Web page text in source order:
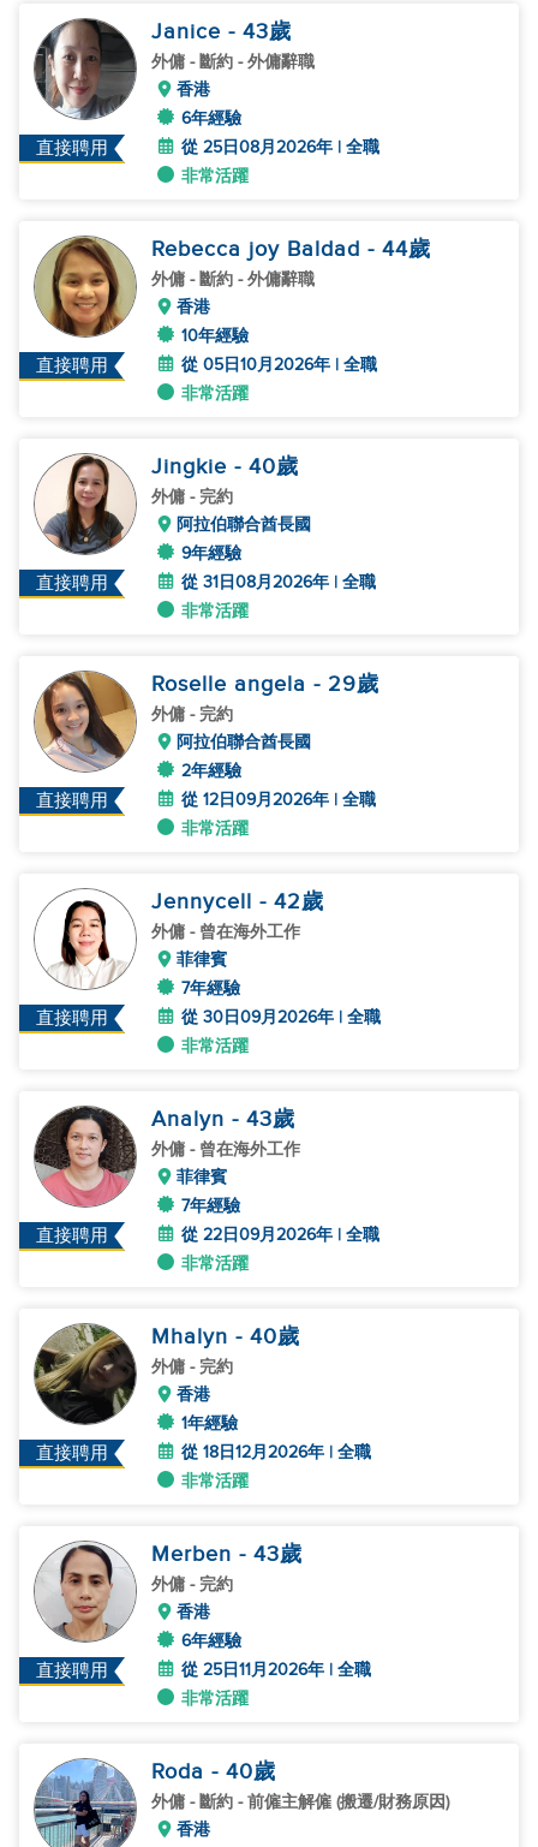
直接聘用
Janice - 43歲
外傭 - 斷約 - 外傭辭職
香港
6年經驗
從 25日08月2026年 | 全職
非常活躍
直接聘用
Rebecca joy Baldad - 44歲
外傭 - 斷約 - 外傭辭職
香港
10年經驗
從 05日10月2026年 | 全職
非常活躍
直接聘用
Jingkie - 40歲
外傭 - 完約
阿拉伯聯合酋長國
9年經驗
從 31日08月2026年 | 全職
非常活躍
直接聘用
Roselle angela - 29歲
外傭 - 完約
阿拉伯聯合酋長國
2年經驗
從 12日09月2026年 | 全職
非常活躍
直接聘用
Jennycell - 42歲
外傭 - 曾在海外工作
菲律賓
7年經驗
從 30日09月2026年 | 全職
非常活躍
直接聘用
Analyn - 43歲
外傭 - 曾在海外工作
菲律賓
7年經驗
從 22日09月2026年 | 全職
非常活躍
直接聘用
Mhalyn - 40歲
外傭 - 完約
香港
1年經驗
從 18日12月2026年 | 全職
非常活躍
直接聘用
Merben - 43歲
外傭 - 完約
香港
6年經驗
從 25日11月2026年 | 全職
非常活躍
Roda - 40歲
外傭 - 斷約 - 前僱主解僱 (搬遷/財務原因)
香港